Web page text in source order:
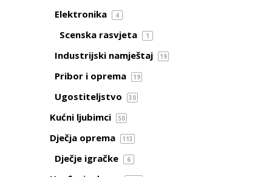
Elektronika 4
Scenska rasvjeta 1
Industrijski namještaj 19
Pribor i oprema 19
Ugostiteljstvo 30
Kućni ljubimci 50
Dječja oprema 113
Dječje igračke 6